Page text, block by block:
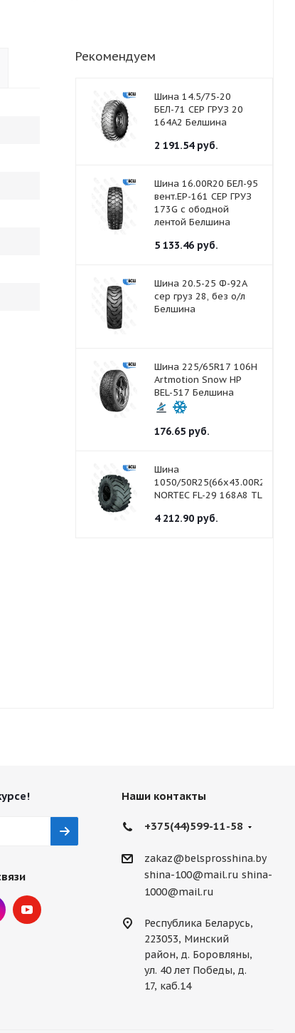
Рекомендуем
Шина 14.5/75-20
БЕЛ-71 СЕР ГРУЗ 20
164А2 Белшина
2 191.54руб.
Шина 16.00R20 БЕЛ-95
вент.ЕР-161 СЕР ГРУЗ
173G с ободной
лентой Белшина
5 133.46 руб.
Шина 20.5-25 Ф-92А
сер груз 28, без о/л
Белшина
Шина 225/65R17 106H
Artmotion Snow HP
BEL-517 Белшина
176.65 руб.
Шина
1050/50R25(66x43.00R25)
NORTEC FL-29 168А8 TL
4 212.90 руб.
Наши контакты
+375(44)599-11-58
zakaz@belsprosshina.by
shina-100@mail.ru shina-
1000@mail.ru
Республика Беларусь,
223053, Минский
район, д. Боровляны,
ул. 40 лет Победы, д.
17, каб.14